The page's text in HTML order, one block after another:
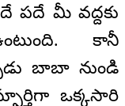
పదే మీ వద్దకు
కానీ
బాబా నుండి
ఒక్కసారి